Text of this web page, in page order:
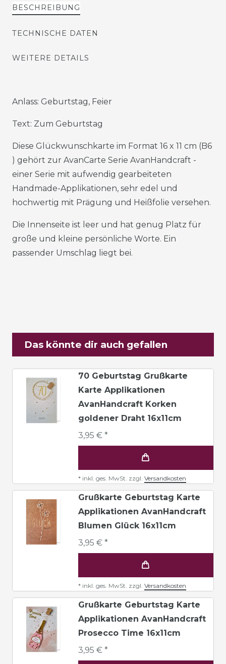
BESCHREIBUNG
TECHNISCHE DATEN
WEITERE DETAILS
Anlass: Geburtstag, Feier
Text: Zum Geburtstag
Diese Glückwunschkarte im Format 16 x 11 cm (B6
) gehört zur AvanCarte Serie AvanHandcraft -
einer Serie mit aufwendig gearbeiteten
Handmade-Applikationen, sehr edel und
hochwertig mit Prägung und Heißfolie versehen.
Die Innenseite ist leer und hat genug Platz für
große und kleine persönliche Worte. Ein
passender Umschlag liegt bei.
Das könnte dir auch gefallen
70 Geburtstag Grußkarte
Karte Applikationen
AvanHandcraft Korken
goldener Draht 16x11cm
3,95 € *
* inkl. ges. MwSt. zzgl. Versandkosten
Grußkarte Geburtstag Karte
Applikationen AvanHandcraft
Blumen Glück 16x11cm
3,95 € *
* inkl. ges. MwSt. zzgl. Versandkosten
Grußkarte Geburtstag Karte
Applikationen AvanHandcraft
Prosecco Time 16x11cm
3,95 € *